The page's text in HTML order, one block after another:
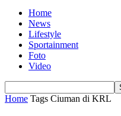
Home
News
Lifestyle
Sportainment
Foto
Video
Home Tags Ciuman di KRL